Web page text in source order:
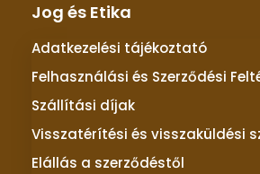
Jog és Etika
Adatkezelési tájékoztató
Felhasználási és Szerződési
Szállítási díjak
Visszatérítési és visszaküldési
Elállás a szerződéstől